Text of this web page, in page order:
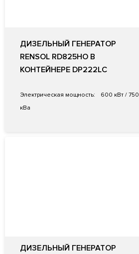
ДИЗЕЛЬНЫЙ ГЕНЕРАТОР
RENSOL RD825HO В
КОНТЕЙНЕРЕ DP222LC
Электрическая мощность:
600 кВт / 750
кВа
ДИЗЕЛЬНЫЙ ГЕНЕРАТОР